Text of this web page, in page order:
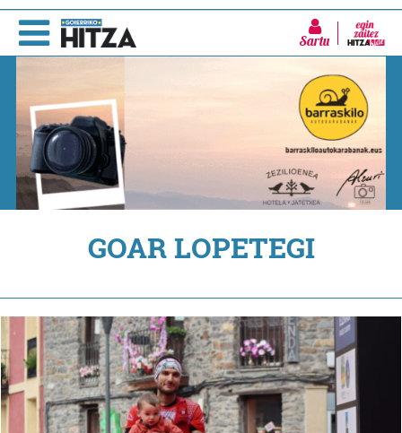
Sartu
GOAR LOPETEGI